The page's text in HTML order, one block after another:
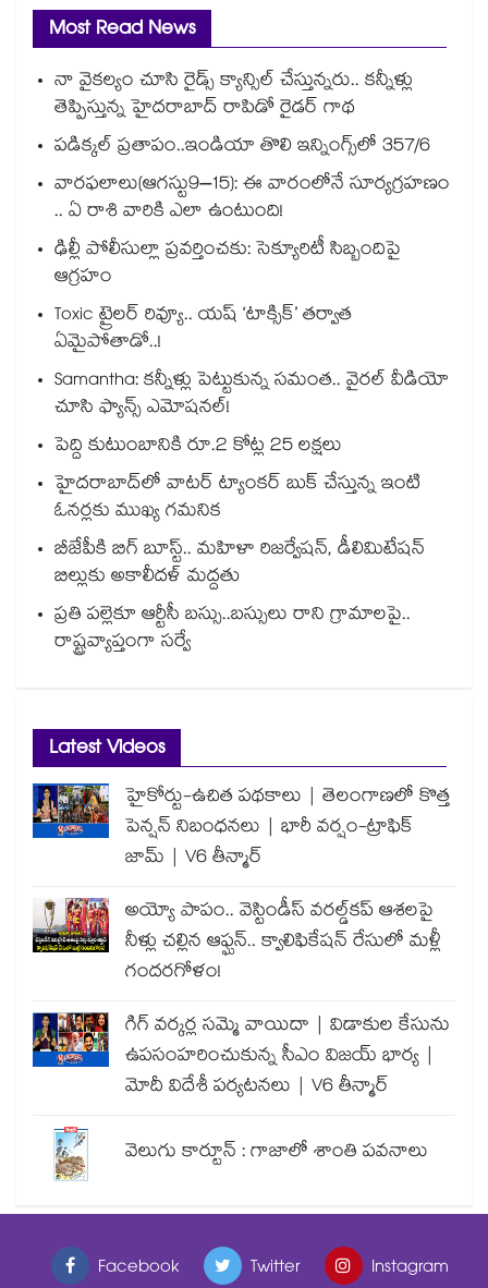
Most Read News
నా వైకల్యం చూసి రైడ్స్ క్యాన్సిల్ చేస్తున్నరు.. కన్నీళ్లు
తెప్పిస్తున్న హైదరాబాద్ రాపిడో రైడర్ గాథ
పడిక్కల్‌‌ ప్రతాపం..ఇండియా తొలి ఇన్నింగ్స్‌‌లో 357/6
వారఫలాలు(ఆగస్టు9–15): ఈ వారంలోనే సూర్యగ్రహణం
.. ఏ రాశి వారికి ఎలా ఉంటుంది!
ఢిల్లీ పోలీసుల్లా ప్రవర్తించకు: సెక్యూరిటీ సిబ్బందిపై
ఆగ్రహం
Toxic ట్రైలర్ రివ్యూ.. యష్ ‘టాక్సిక్’ తర్వాత
ఏమైపోతాడో..!
Samantha: కన్నీళ్లు పెట్టుకున్న సమంత.. వైరల్ వీడియో
చూసి ఫ్యాన్స్ ఎమోషనల్!
పెద్ది కుటుంబానికి రూ.2 కోట్ల 25 లక్షలు
హైదరాబాద్⁪లో వాటర్ ట్యాంకర్ బుక్ చేస్తున్న ఇంటి
ఓనర్లకు ముఖ్య గమనిక
బీజేపీకి బిగ్ బూస్ట్.. మహిళా రిజర్వేషన్, డీలిమిటేషన్
బిల్లుకు అకాలీదళ్ మద్దతు
ప్రతి పల్లెకూ ఆర్టీసీ బస్సు..బస్సులు రాని గ్రామాలపై..
రాష్ట్రవ్యాప్తంగా సర్వే
Latest Videos
హైకోర్టు-ఉచిత పథకాలు | తెలంగాణలో కొత్త
పెన్షన్ నిబంధనలు | భారీ వర్షం-ట్రాఫిక్
జామ్ | V6 తీన్మార్
అయ్యో పాపం.. వెస్టిండీస్ వరల్డ్‌కప్ ఆశలపై
నీళ్లు చల్లిన ఆఫ్ఘన్.. క్వాలిఫికేషన్ రేసులో మళ్లీ
గందరగోళం!
గిగ్ వర్కర్ల సమ్మె వాయిదా | విడాకుల కేసును
ఉపసంహరించుకున్న సీఎం విజయ్ భార్య |
మోదీ విదేశీ పర్యటనలు | V6 తీన్మార్
వెలుగు కార్టూన్ : గాజాలో శాంతి పవనాలు
Facebook Twitter Instagram